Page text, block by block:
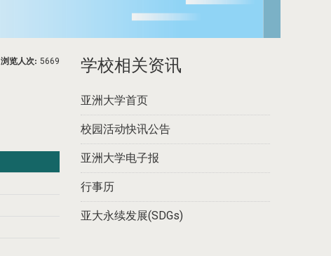
浏览人次: 5669 学校相关资讯
亚洲大学首页
校园活动快讯公告
亚洲大学电子报
行事历
亚大永续发展(SDGs)